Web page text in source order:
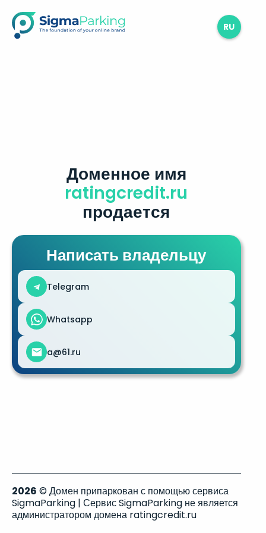
RU
Доменное имя
ratingcredit.ru
продается
Написать владельцу
Telegram
Whatsapp
a@61.ru
2026 © Домен припаркован с помощью сервиса
SigmaParking | Сервис SigmaParking не является
администратором домена ratingcredit.ru